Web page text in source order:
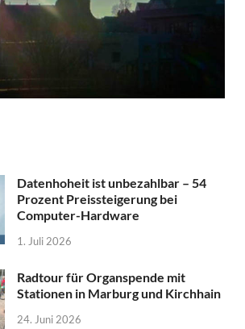
Datenhoheit ist unbezahlbar – 54
Prozent Preissteigerung bei
Computer-Hardware
1. Juli 2026
Radtour für Organspende mit
Stationen in Marburg und Kirchhain
24. Juni 2026